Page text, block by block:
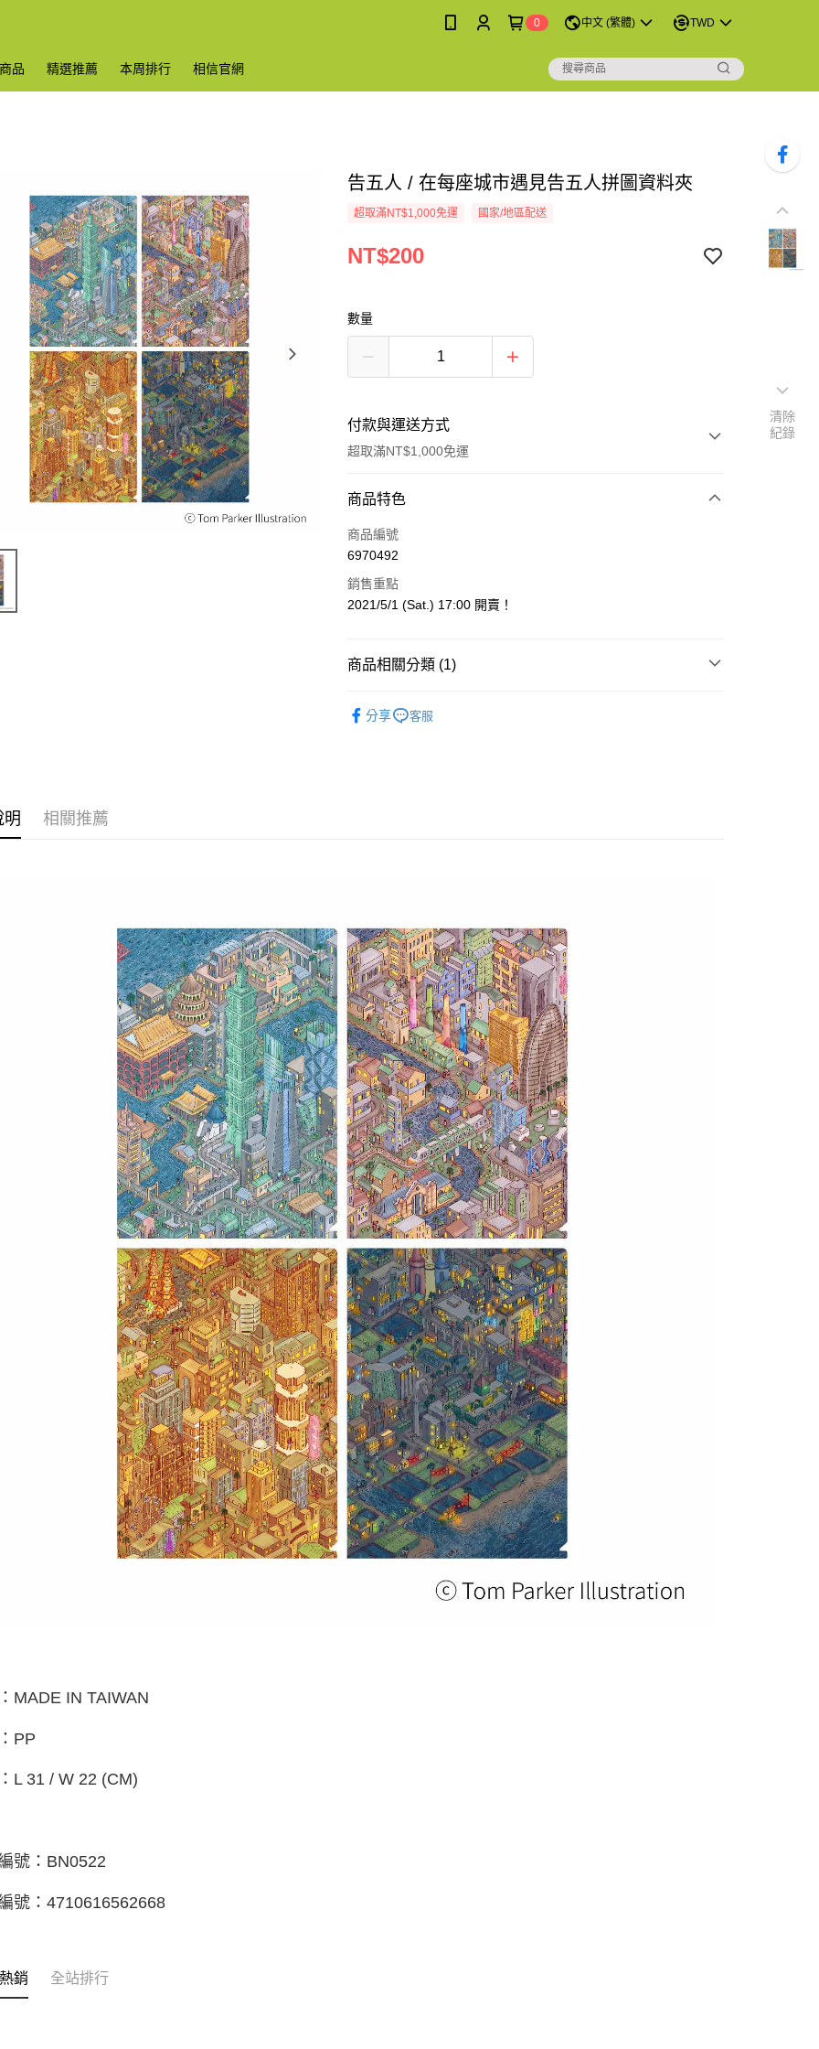
0 中文 (繁體) TWD
品 精選推薦 本周排行 相信官網
告五人 / 在每座城市遇見告五人拼圖資料夾
超取滿NT$1,000免運 國家/地區配送
NT$200
數量
付款與運送方式
超取滿NT$1,000免運
付款方式
信用卡一次付款
LINE Pay
悠遊付
每筆NT$65，滿NT$1,000(含以上)免運費
7-11取貨付款
每筆NT$65，滿NT$1,000(含以上)免運費
付款後7-11取貨
每筆NT$65，滿NT$1,000(含以上)免運費
宅配
每筆NT$85，滿NT$1,000(含以上)免運費
海外地區配送
商品特色
商品編號
6970492
銷售重點
2021/5/1 (Sat.) 17:00 開賣！
商品相關分類 (1)
分享
客服
明 相關推薦
MADE IN TAIWAN
PP
L 31 / W 22 (CM)
號：BN0522
號：4710616562668
銷 全站排行
清除
紀錄